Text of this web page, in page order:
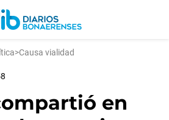
>Causa vialidad
en